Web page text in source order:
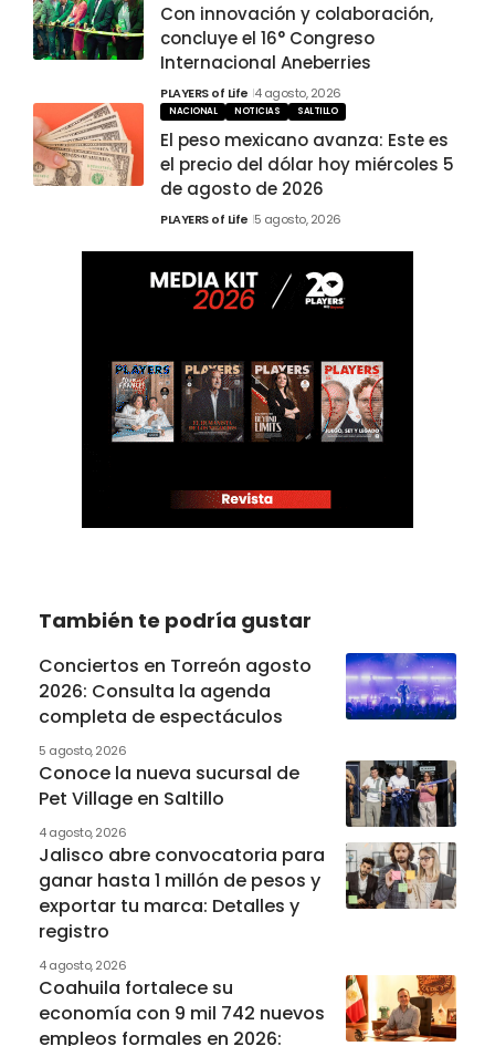
Con innovación y colaboración,
concluye el 16° Congreso
Internacional Aneberries
PLAYERS of Life 4 agosto, 2026
NACIONAL NOTICIAS SALTILLO
El peso mexicano avanza: Este es
el precio del dólar hoy miércoles 5
de agosto de 2026
PLAYERS of Life 5 agosto, 2026
También te podría gustar
Conciertos en Torreón agosto
2026: Consulta la agenda
completa de espectáculos
5 agosto, 2026
Conoce la nueva sucursal de
Pet Village en Saltillo
4 agosto, 2026
Jalisco abre convocatoria para
ganar hasta 1 millón de pesos y
exportar tu marca: Detalles y
registro
4 agosto, 2026
Coahuila fortalece su
economía con 9 mil 742 nuevos
empleos formales en 2026: